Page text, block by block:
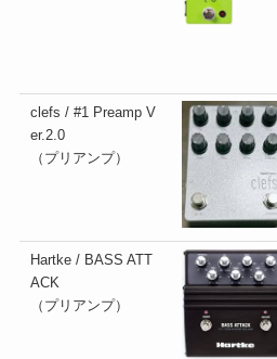
clefs / #1 Preamp V
er.2.0
（プリアンプ）
Hartke / BASS ATT
ACK
（プリアンプ）